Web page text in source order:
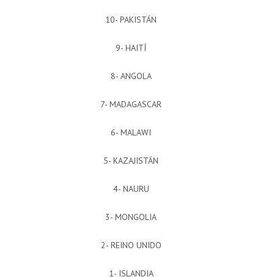
10- PAKISTÁN
9- HAITÍ
8- ANGOLA
7- MADAGASCAR
6- MALAWI
5- KAZAJISTÁN
4- NAURU
3- MONGOLIA
2- REINO UNIDO
1- ISLANDIA